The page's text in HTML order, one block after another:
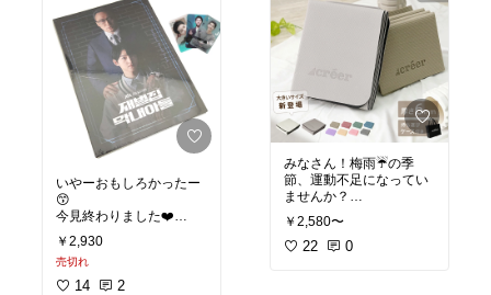
ご飯に混ぜて炊くだけ！
そんな楽して栄養バツグ
ン！
腹持ちがいいので、ダイ
エットにも効果的です😄
みんなで健康になっちゃ
いましよー！！#時短料
#ダイエット
#オリ
いやーおもしろかったー
😙
今見終わりました❤️
財閥家とは縁遠い身分で
すが、、、
なんだかドラマを見ると
￥2,930
売切れ
14 2
手も痺れてどうしよう😨
接骨院での施術もやりな
がら、ストレッチポール
で身体を伸ばして、肩甲
骨周りもほぐして、スッ
キリしてきました😄
この夏、ストレッチポー
ルで身体のメンテナンス
をしませんか？#宅トレ
#健康グッズ
ス解消
みなさん！梅雨☔️の季
節、運動不足になってい
ませんか？
ダイエットは食事を減ら
すだけではいけません。
運動も組み合わせてこ
￥2,580〜
22 0